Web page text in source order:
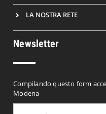
LA NOSTRA RETE
Newsletter
Compilando questo form
Modena